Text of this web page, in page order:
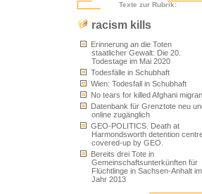
Texte zur Rubrik:
racism kills
Erinnerung an die Toten
staatlicher Gewalt: Die 20.
Todestage im Mai 2020
Todesfälle in Schubhaft
Wien: Todesfall in Schubhaft
No tears for killed Afghani
Datenbank für Grenztote neu
online zugänglich
GEO-POLITICS. Death at
Harmondsworth detention
covered-up by GEO.
Bereits drei Tote in
Gemeinschaftsunterkünften für
Flüchtlinge in Sachsen-Anhalt im
Jahr 2013